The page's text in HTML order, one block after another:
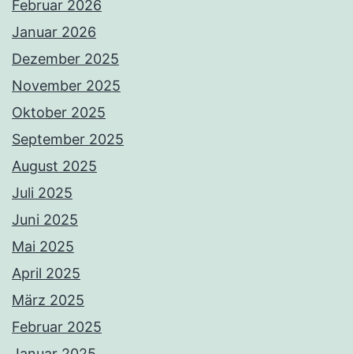
Februar 2026
Januar 2026
Dezember 2025
November 2025
Oktober 2025
September 2025
August 2025
Juli 2025
Juni 2025
Mai 2025
April 2025
März 2025
Februar 2025